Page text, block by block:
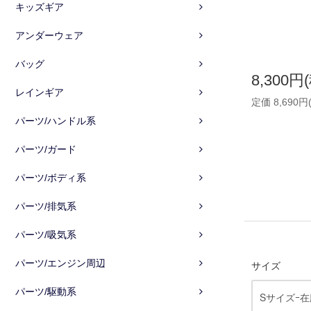
キッズギア
アンダーウェア
バッグ
レインギア
パーツ/ハンドル系
パーツ/ガード
パーツ/ボディ系
パーツ/排気系
パーツ/吸気系
パーツ/エンジン周辺
パーツ/駆動系
8,300円
定価 8,690
サイズ